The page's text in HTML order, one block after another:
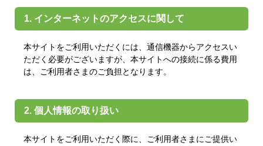
1. インターネットのアクセスに関して
本サイトをご利用いただくには、通信機器からアクセスい
ただく必要がございますが、本サイトへの接続に係る費用
は、ご利用者さまのご負担となります。
2. 個人情報の取り扱い
本サイトをご利用いただく際に、ご利用者さまにご提供い